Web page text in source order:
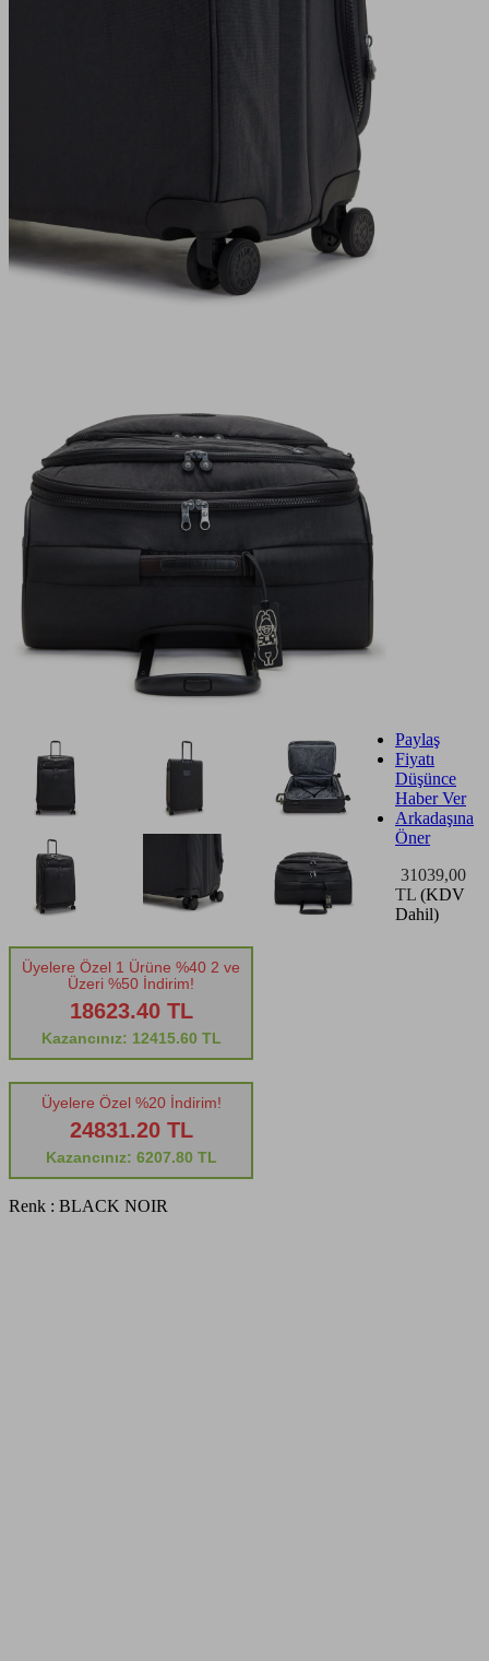
Paylaş
Fiyatı
Düşünce
Haber Ver
Arkadaşına
Öner
31039,00
TL (KDV
Dahil)
Üyelere Özel 1 Ürüne %40 2 ve
Üzeri %50 İndirim!
18623.40 TL
Kazancınız: 12415.60 TL
Üyelere Özel %20 İndirim!
24831.20 TL
Kazancınız: 6207.80 TL
Renk : BLACK NOIR